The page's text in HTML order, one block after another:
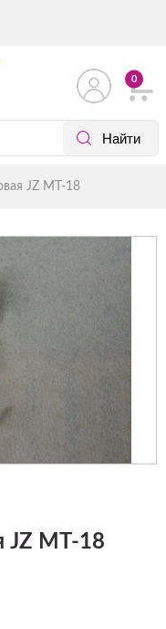
0
JZ MT-18
JZ MT-18